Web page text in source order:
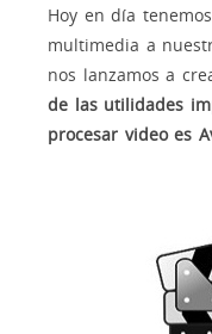
Hoy en día
multimedia a
nos lanzamos a
de las utilidades
procesar video es